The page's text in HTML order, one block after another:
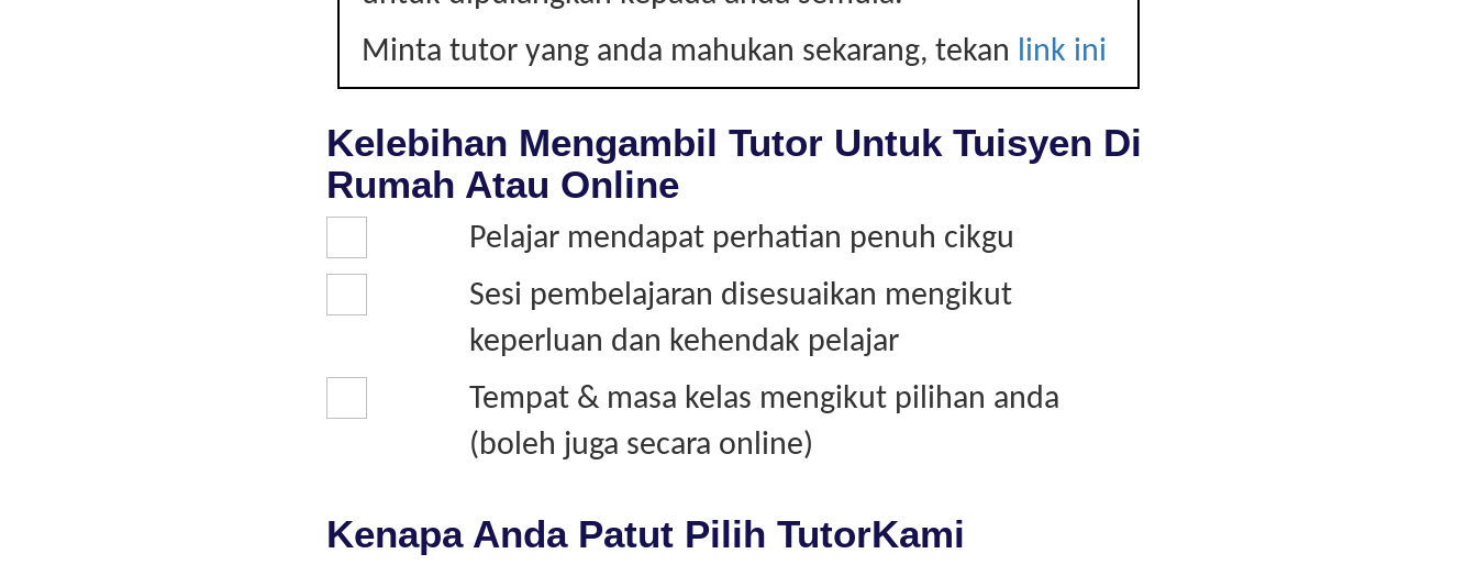
Minta tutor yang anda mahukan sekarang, tekan link ini
Kelebihan Mengambil Tutor Untuk Tuisyen Di
Rumah Atau Online
Pelajar mendapat perhatian penuh cikgu
Sesi pembelajaran disesuaikan mengikut
keperluan dan kehendak pelajar
Tempat & masa kelas mengikut pilihan anda
(boleh juga secara online)
Kenapa Anda Patut Pilih TutorKami